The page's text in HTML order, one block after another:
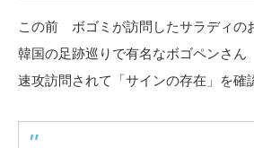
この前 ボゴミが訪問したサラディの
韓国の足跡巡りで有名なボゴペンさ
速攻訪問されて「サインの存在」を確